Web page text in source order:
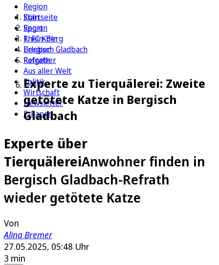
Region
Köln
Sport
1. FC Köln
Erleben
Ratgeber
Aus aller Welt
Politik
Wirtschaft
Newsletter
E-Paper
Startseite
Region
Rhein-Berg
Bergisch Gladbach
Refrath
Experte zu Tierquälerei: Zweite
getötete Katze in Bergisch
Gladbach
Experte über
TierquälereiAnwohner finden in
Bergisch Gladbach-Refrath
wieder getötete Katze
Von
Alina Bremer
27.05.2025, 05:48 Uhr
3 min